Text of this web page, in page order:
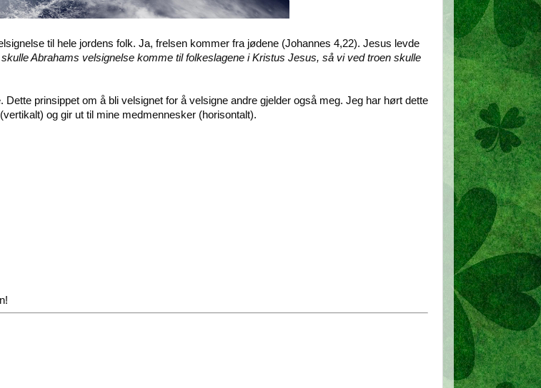
til hele jordens folk. Ja, frelsen kommer fra jødene (Johannes 4,22). Jesus levde
Abrahams velsignelse komme til folkeslagene i Kristus Jesus, så vi ved troen skulle
prinsippet om å bli velsignet for å velsigne andre gjelder også meg. Jeg har hørt dette
og gir ut til mine medmennesker (horisontalt).